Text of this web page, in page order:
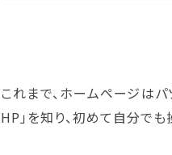
これまで、ホームページは
HP」を知り、初めて自分で